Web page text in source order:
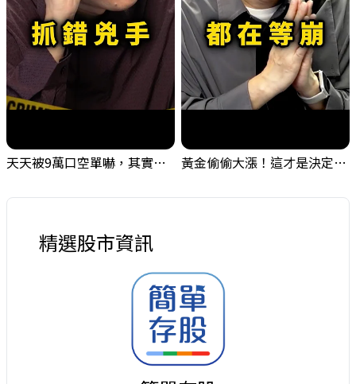
天天被9萬口空單嚇，其實你盯錯地方了｜Mr.Jimmy高志銘 #台股 #外資期貨 #融資 黃金偷偷大漲！這才是決定台股生死的「真風向球」！｜Mr.Jimmy高志銘 #黃金 #美元指數 #聯準會
精選股市資訊